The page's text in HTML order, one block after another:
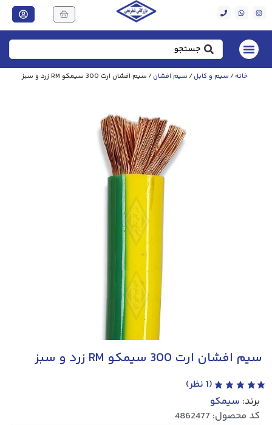
خانه/ سیم و کابل/ سیم افشان/ سیم افشان ارت 300 سیمکو RM زرد و سبز
سیم افشان ارت 300 سیمکو RM زرد و سبز
(
1 نظر)
برند: سیمکو
کد محصول: 4862477